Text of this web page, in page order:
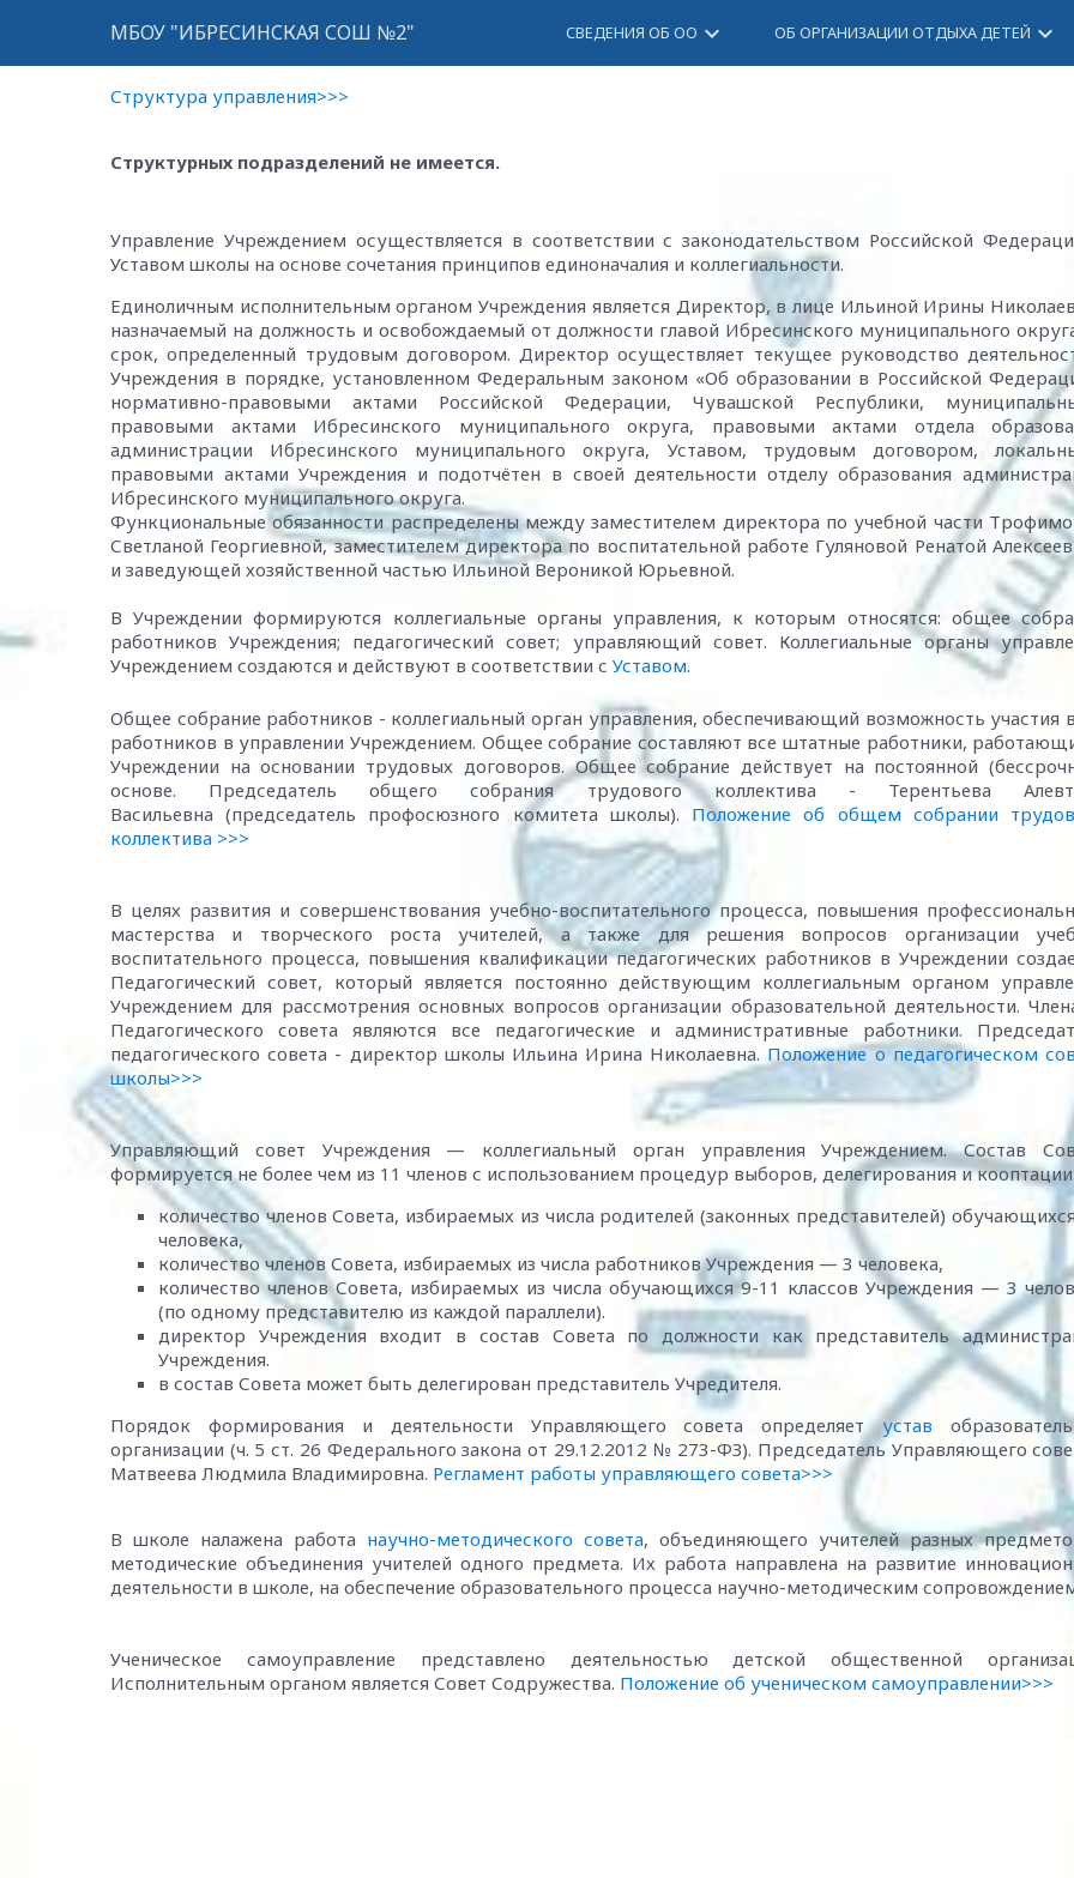
МБОУ "ИБРЕСИНСКАЯ СОШ №2" СВЕДЕНИЯ ОБ ОО keyboard_arrow_down ОБ ОРГАНИЗАЦИИ ОТДЫХА ДЕТЕЙ keyboard_arrow_down
Структура управления>>>
Структурных подразделений не имеется.
Управление Учреждением осуществляется в соответствии с законодательством Российской
Уставом школы на основе сочетания принципов единоначалия и коллегиальности.
Единоличным исполнительным органом Учреждения является Директор, в лице Ильиной Ирины
назначаемый на должность и освобождаемый от должности главой Ибресинского муниципального
срок, определенный трудовым договором. Директор осуществляет текущее руководство
Учреждения в порядке, установленном Федеральным законом «Об образовании в Российской
нормативно-правовыми актами Российской Федерации, Чувашской Республики,
правовыми актами Ибресинского муниципального округа, правовыми актами отдела
администрации Ибресинского муниципального округа, Уставом, трудовым договором,
правовыми актами Учреждения и подотчётен в своей деятельности отделу образования
Ибресинского муниципального округа.
Функциональные обязанности распределены между заместителем директора по учебной части
Светланой Георгиевной, заместителем директора по воспитательной работе Гуляновой Ренатой
и заведующей хозяйственной частью Ильиной Вероникой Юрьевной.
В Учреждении формируются коллегиальные органы управления, к которым относятся: общее
работников Учреждения; педагогический совет; управляющий совет. Коллегиальные органы
Учреждением создаются и действуют в соответствии с Уставом.
Общее собрание работников - коллегиальный орган управления, обеспечивающий возможность участия
работников в управлении Учреждением. Общее собрание составляют все штатные работники,
Учреждении на основании трудовых договоров. Общее собрание действует на постоянной
основе. Председатель общего собрания трудового коллектива - Терентьева
Васильевна (председатель профосюзного комитета школы). Положение об общем собрании
коллектива >>>
В целях развития и совершенствования учебно-воспитательного процесса, повышения
мастерства и творческого роста учителей, а также для решения вопросов организации
воспитательного процесса, повышения квалификации педагогических работников в Учреждении
Педагогический совет, который является постоянно действующим коллегиальным органом
Учреждением для рассмотрения основных вопросов организации образовательной деятельности.
Педагогического совета являются все педагогические и административные работники.
педагогического совета - директор школы Ильина Ирина Николаевна. Положение о педагогическом
школы>>>
Управляющий совет Учреждения — коллегиальный орган управления Учреждением. Состав
формируется не более чем из 11 членов с использованием процедур выборов, делегирования и
количество членов Совета, избираемых из числа родителей (законных представителей)
человека,
количество членов Совета, избираемых из числа работников Учреждения — 3 человека,
количество членов Совета, избираемых из числа обучающихся 9-11 классов Учреждения — 3
(по одному представителю из каждой параллели).
директор Учреждения входит в состав Совета по должности как представитель
Учреждения.
в состав Совета может быть делегирован представитель Учредителя.
Порядок формирования и деятельности Управляющего совета определяетустав
организации (ч. 5 ст. 26 Федерального закона от 29.12.2012 № 273-ФЗ). Председатель Управляющего
Матвеева Людмила Владимировна. Регламент работы управляющего совета>>>
В школе налажена работа научно-методического совета, объединяющего учителей разных
методические объединения учителей одного предмета. Их работа направлена на развитие
деятельности в школе, на обеспечение образовательного процесса научно-методическим
Ученическое самоуправление представлено деятельностью детской общественной
Исполнительным органом является Совет Содружества. Положение об ученическом самоуправлении>>>